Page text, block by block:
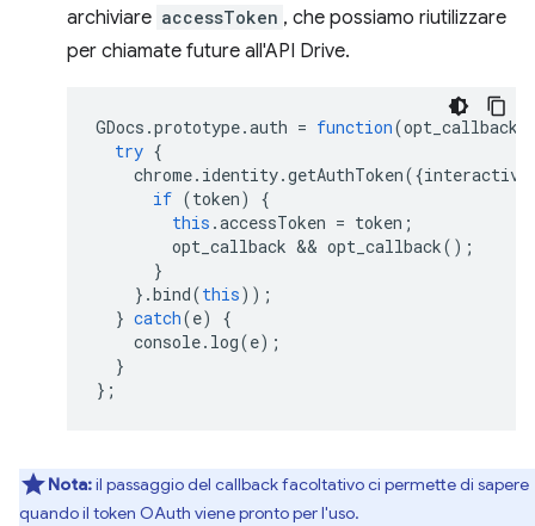
archiviare accessToken , che possiamo riutilizzare
per chiamate future all'API Drive.
GDocs .prototype.auth = function(opt_callback
try {
chrome. identity.getAuthToken({interactive
if (token)
{
this .accessToken = token ;
opt_callback && opt_callback();
}
}.bind(this));
} catch(e)
{
console. log(e);
}
};
Nota:il passaggio del callback facoltativo ci permette di sapere
quando il token OAuth viene pronto per l'uso.